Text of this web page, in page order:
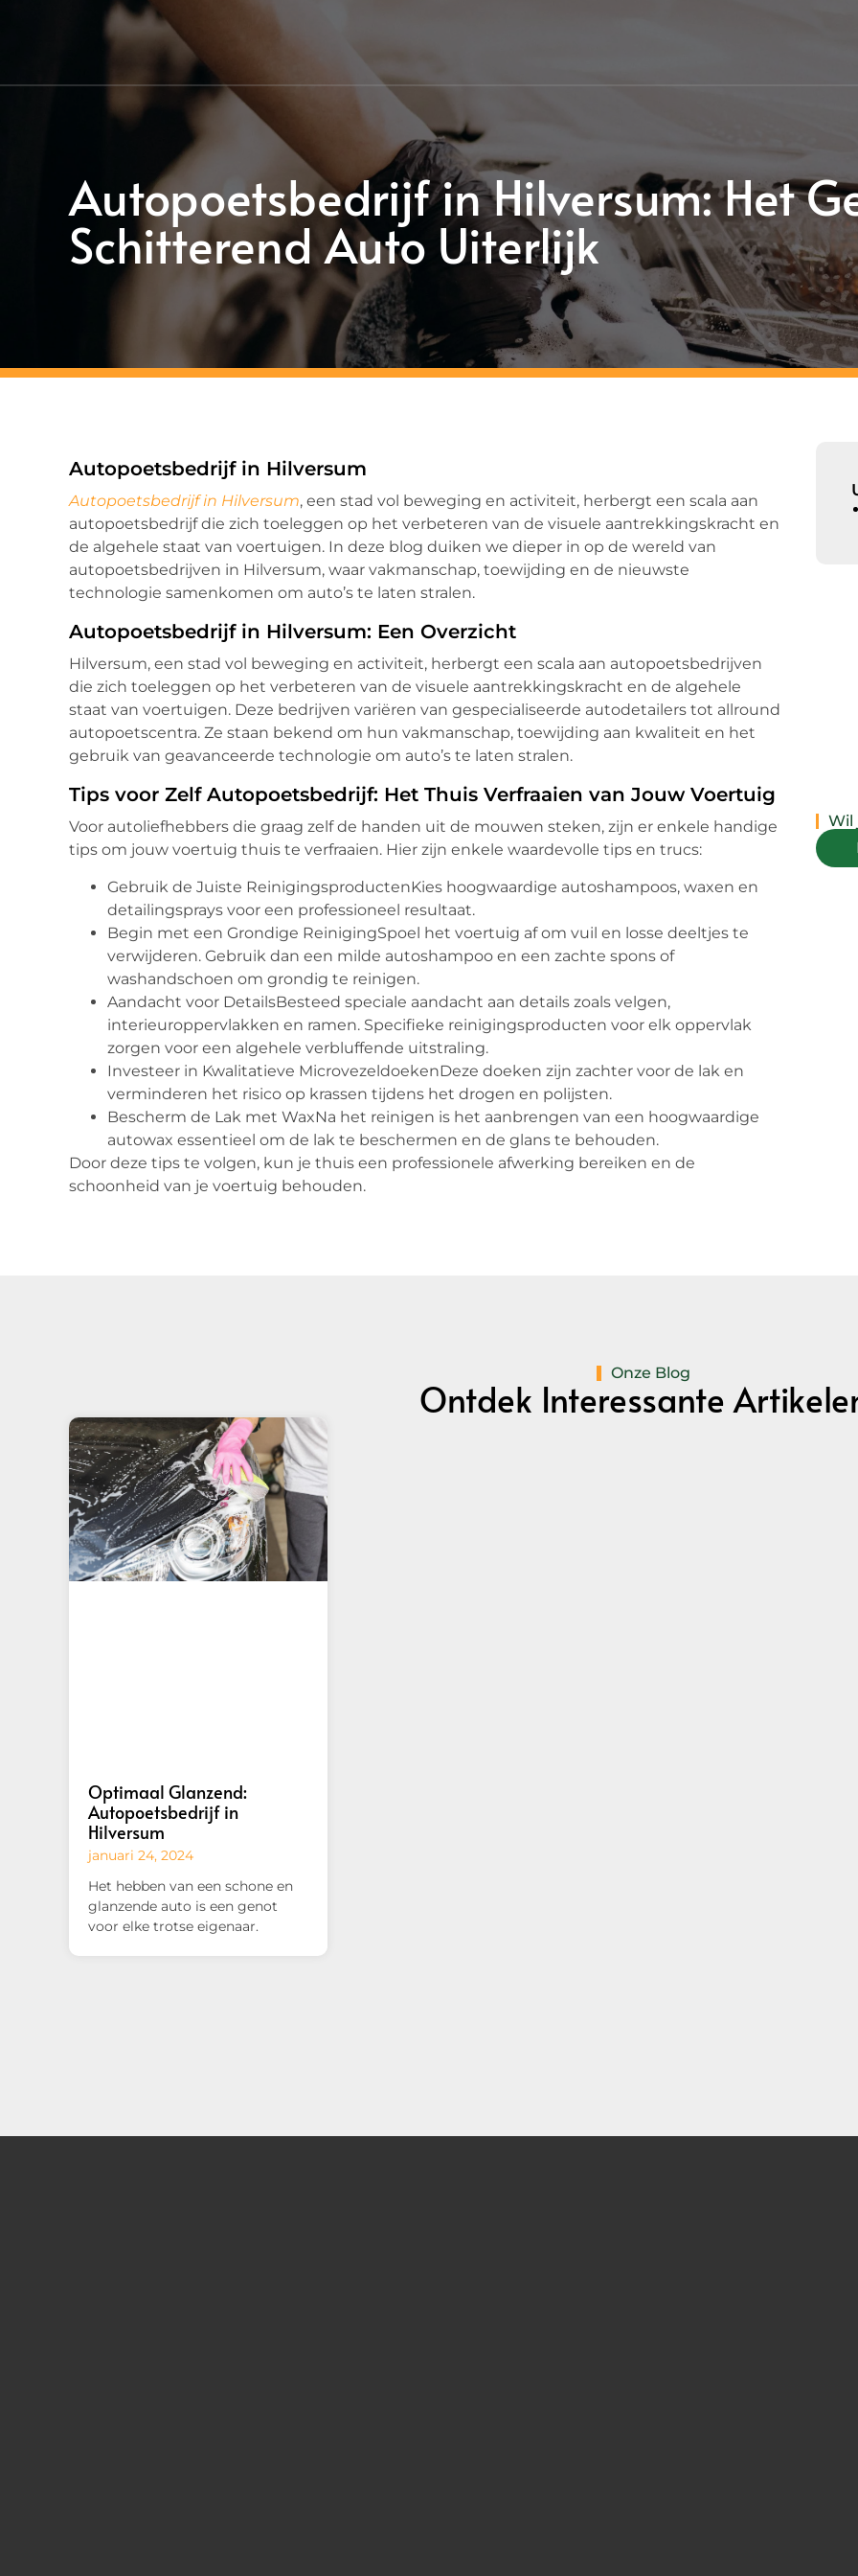
Autopoetsbedrijf in Hilversum: Het
Schitterend Auto Uiterlijk
Autopoetsbedrijf in Hilversum
Autopoetsbedrijf in Hilversum, een stad vol beweging en activiteit, herbergt een scala aan
autopoetsbedrijf die zich toeleggen op het verbeteren van de visuele aantrekkingskracht en
de algehele staat van voertuigen. In deze blog duiken we dieper in op de wereld van
autopoetsbedrijven in Hilversum, waar vakmanschap, toewijding en de nieuwste
technologie samenkomen om auto’s te laten stralen.
Autopoetsbedrijf in Hilversum: Een Overzicht
Hilversum, een stad vol beweging en activiteit, herbergt een scala aan autopoetsbedrijven
die zich toeleggen op het verbeteren van de visuele aantrekkingskracht en de algehele
staat van voertuigen. Deze bedrijven variëren van gespecialiseerde autodetailers tot allround
autopoetscentra. Ze staan bekend om hun vakmanschap, toewijding aan kwaliteit en het
gebruik van geavanceerde technologie om auto’s te laten stralen.
Tips voor Zelf Autopoetsbedrijf: Het Thuis Verfraaien van Jouw Voertuig
Voor autoliefhebbers die graag zelf de handen uit de mouwen steken, zijn er enkele handige
tips om jouw voertuig thuis te verfraaien. Hier zijn enkele waardevolle tips en trucs:
Gebruik de Juiste ReinigingsproductenKies hoogwaardige autoshampoos, waxen en
detailingsprays voor een professioneel resultaat.
Begin met een Grondige ReinigingSpoel het voertuig af om vuil en losse deeltjes te
verwijderen. Gebruik dan een milde autoshampoo en een zachte spons of
washandschoen om grondig te reinigen.
Aandacht voor DetailsBesteed speciale aandacht aan details zoals velgen,
interieuroppervlakken en ramen. Specifieke reinigingsproducten voor elk oppervlak
zorgen voor een algehele verbluffende uitstraling.
Investeer in Kwalitatieve MicrovezeldoekenDeze doeken zijn zachter voor de lak en
verminderen het risico op krassen tijdens het drogen en polijsten.
Bescherm de Lak met WaxNa het reinigen is het aanbrengen van een hoogwaardige
autowax essentieel om de lak te beschermen en de glans te behouden.
Door deze tips te volgen, kun je thuis een professionele afwerking bereiken en de
schoonheid van je voertuig behouden.
Wil
Onze Blog
Ontdek Interessante
Optimaal Glanzend:
Autopoetsbedrijf in
Hilversum
januari 24, 2024
Het hebben van een schone en
glanzende auto is een genot
voor elke trotse eigenaar.